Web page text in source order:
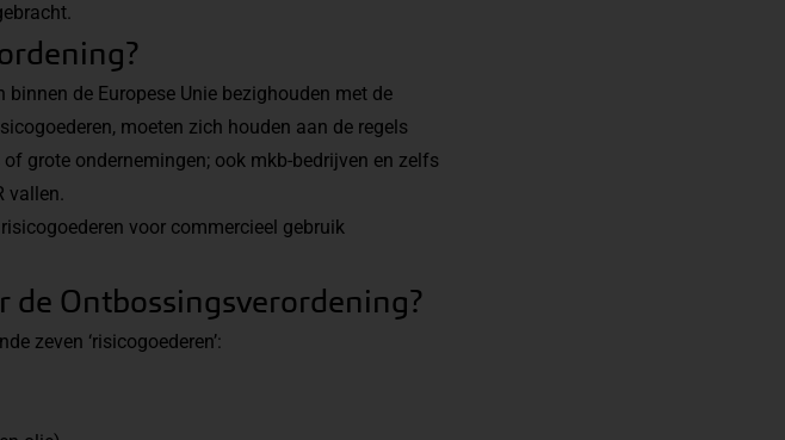
de Europese Unie bezighouden met de
moeten zich houden aan de regels
grote ondernemingen; ook mkb-bedrijven en zelfs
vallen.
voor commercieel gebruik
de Ontbossingsverordening?
zeven ‘risicogoederen’: